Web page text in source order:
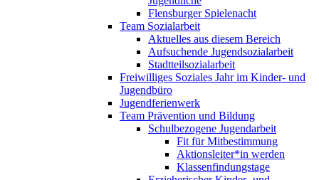
Flensburger Spielenacht
Team Sozialarbeit
Aktuelles aus diesem Bereich
Aufsuchende Jugendsozialarbeit
Stadtteilsozialarbeit
Freiwilliges Soziales Jahr im Kinder- und
Jugendbüro
Jugendferienwerk
Team Prävention und Bildung
Schulbezogene Jugendarbeit
Fit für Mitbestimmung
Aktionsleiter*in werden
Klassenfindungstage